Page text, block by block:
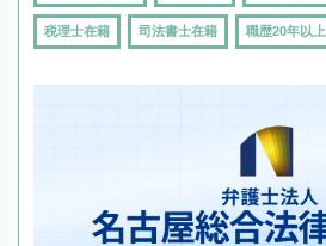
税理士在籍 司法書士在籍 職歴20年以上